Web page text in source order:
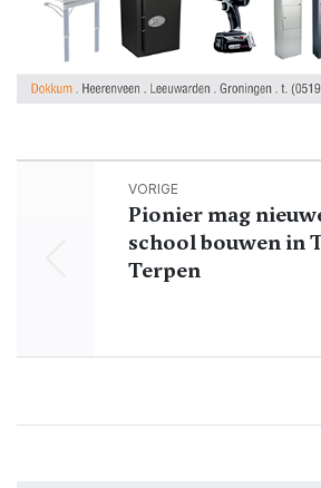
VORIGE
Pionier mag
school bouwen in
Terpen